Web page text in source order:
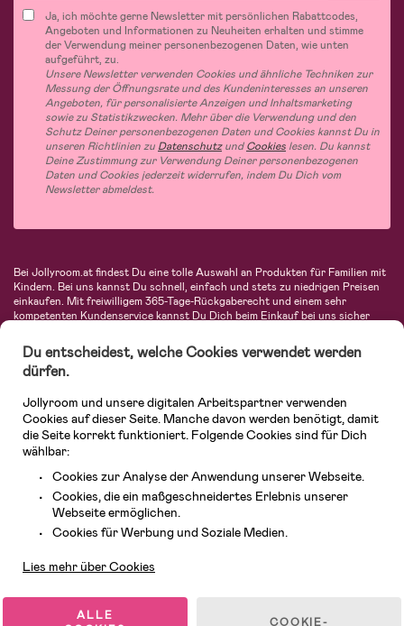
Ja, ich möchte gerne Newsletter mit persönlichen Rabattcodes,
Angeboten und Informationen zu Neuheiten erhalten und stimme
der Verwendung meiner personenbezogenen Daten, wie unten
aufgeführt, zu.
Unsere Newsletter verwenden Cookies und ähnliche Techniken zur
Messung der Öffnungsrate und des Kundeninteresses an unseren
Angeboten, für personalisierte Anzeigen und Inhaltsmarketing
sowie zu Statistikzwecken. Mehr über die Verwendung und den
Schutz Deiner personenbezogenen Daten und Cookies kannst Du in
unseren Richtlinien zu DatenschutzundCookies lesen. Du kannst
Deine Zustimmung zur Verwendung Deiner personenbezogenen
Daten und Cookies jederzeit widerrufen, indem Du Dich vom
Newsletter abmeldest.
Bei Jollyroom.at findest Du eine tolle Auswahl an Produkten für Familien mit
Kindern. Bei uns kannst Du schnell, einfach und stets zu niedrigen Preisen
einkaufen. Mit freiwilligem 365-Tage-Rückgaberecht und einem sehr
kompetenten Kundenservice kannst Du Dich beim Einkauf bei uns sicher
Autositze, Kinder- und Babymode, Produkte für Mütter und eine Menge
fantastischer Einrichtungsgegenstände, Spielsachen, Babyprodukte und
vieles mehr. Wir haben Produkte von bekannten Herstellern wie Britax, Maxi-
Avent, Jack Wolfskin, Cybex, LEGO und vielen mehr. Schau Dich um in
unserem vielfältigen Onlineshop für Kinder & Babys. Willkommen!
© 2026 Jollyroom GmbH. Alle Rechte vorbehalten.
Du entscheidest, welche Cookies verwendet werden
dürfen.
Jollyroom und unsere digitalen Arbeitspartner verwenden
Cookies auf dieser Seite. Manche davon werden benötigt, damit
die Seite korrekt funktioniert. Folgende Cookies sind für Dich
wählbar:
Cookies zur Analyse der Anwendung unserer Webseite.
Cookies, die ein maßgeschneidertes Erlebnis unserer
Webseite ermöglichen.
Cookies für Werbung und Soziale Medien.
Lies mehr über Cookies
ALLE
COOKIE-